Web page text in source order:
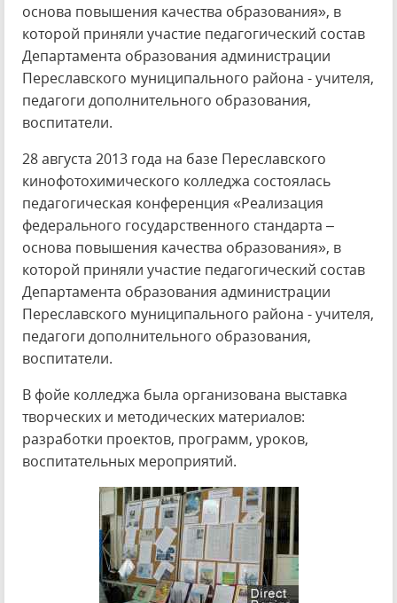
основа повышения качества образования», в
которой приняли участие педагогический состав
Департамента образования администрации
Переславского муниципального района - учителя,
педагоги дополнительного образования,
воспитатели.
28 августа 2013 года на базе Переславского
кинофотохимического колледжа состоялась
педагогическая конференция «Реализация
федерального государственного стандарта –
основа повышения качества образования», в
которой приняли участие педагогический состав
Департамента образования администрации
Переславского муниципального района - учителя,
педагоги дополнительного образования,
воспитатели.
В фойе колледжа была организована выставка
творческих и методических материалов:
разработки проектов, программ, уроков,
воспитательных мероприятий.